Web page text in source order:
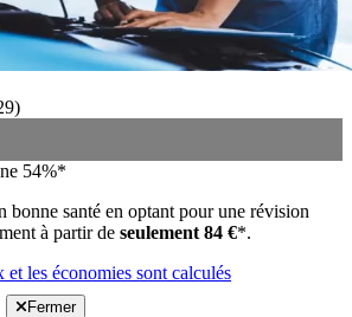
)
54%*
bonne santé en optant pour une révision
à partir de seulement 84 €*.
les économies sont calculés
Fermer